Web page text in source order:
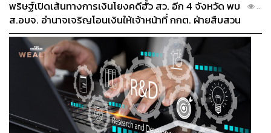
พริษฐ์เปิดเส้นทางการเงินโยงคดีฮั้ว สว. อีก 4 จังหวัด พบ
ส.อบจ. อำนาจเจริญโอนเงินให้เจ้าหน้าที่ กกต. ฝ่ายสืบสวน
...